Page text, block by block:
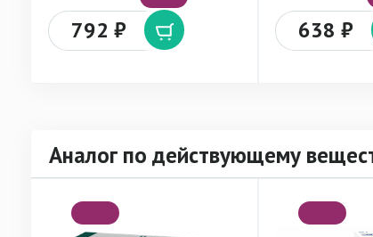
792 ₽ 638 ₽
Аналог по действующему